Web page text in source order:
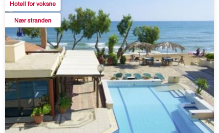
Hotell for voksne
Nær stranden